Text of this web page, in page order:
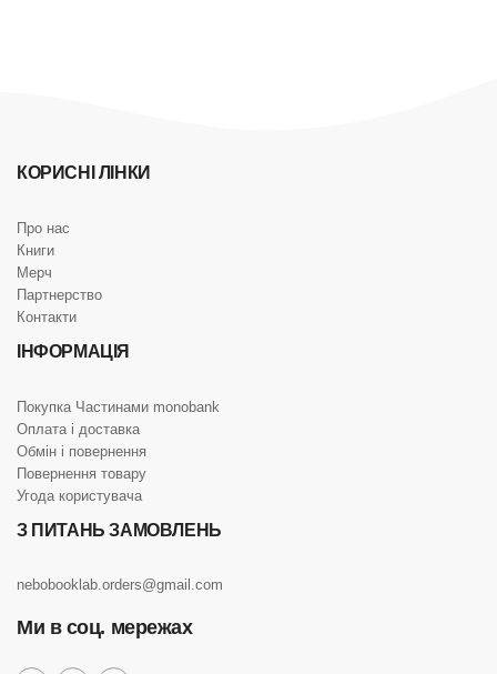
КОРИСНІ ЛІНКИ
Про нас
Книги
Мерч
Партнерство
Контакти
ІНФОРМАЦІЯ
Покупка Частинами monobank
Оплата і доставка
Обмін і повернення
Повернення товару
Угода користувача
З ПИТАНЬ ЗАМОВЛЕНЬ
nebobooklab.orders@gmail.com
Ми в соц. мережах